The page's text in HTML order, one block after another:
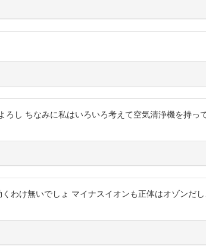
し ちなみに私はいろいろ考えて空気清浄機を持っ
わけ無いでしょ マイナスイオンも正体はオゾンだ